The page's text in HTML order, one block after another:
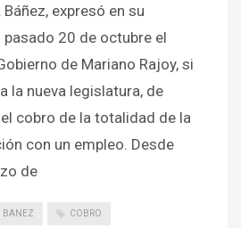
expresó en su
20 de octubre el
de Mariano Rajoy, si
la nueva legislatura, de
cobro de la totalidad de la
con un empleo. Desde
de
BANEZ COBRO